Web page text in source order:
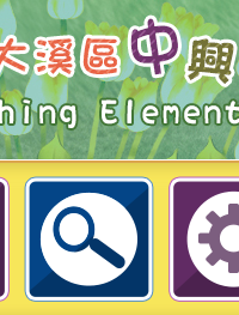
等教育法20週
學